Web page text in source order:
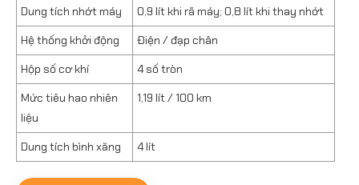
Dung tích nhớt máy
0,9 lít khi rã máy; 0,8 lít khi thay nhớt
Hệ thống khởi động
Điện / đạp chân
Hộp số cơ khí
4 số tròn
Mức tiêu hao nhiên
liệu
1,19 lít / 100 km
Dung tích bình xăng 4 lít